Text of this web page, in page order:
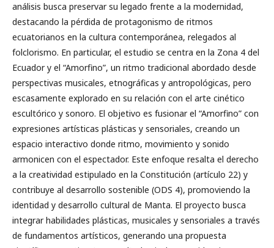
análisis busca preservar su legado frente a la modernidad,
destacando la pérdida de protagonismo de ritmos
ecuatorianos en la cultura contemporánea, relegados al
folclorismo. En particular, el estudio se centra en la Zona 4 del
Ecuador y el “Amorfino”, un ritmo tradicional abordado desde
perspectivas musicales, etnográficas y antropológicas, pero
escasamente explorado en su relación con el arte cinético
escultórico y sonoro. El objetivo es fusionar el “Amorfino” con
expresiones artísticas plásticas y sensoriales, creando un
espacio interactivo donde ritmo, movimiento y sonido
armonicen con el espectador. Este enfoque resalta el derecho
a la creatividad estipulado en la Constitución (artículo 22) y
contribuye al desarrollo sostenible (ODS 4), promoviendo la
identidad y desarrollo cultural de Manta. El proyecto busca
integrar habilidades plásticas, musicales y sensoriales a través
de fundamentos artísticos, generando una propuesta